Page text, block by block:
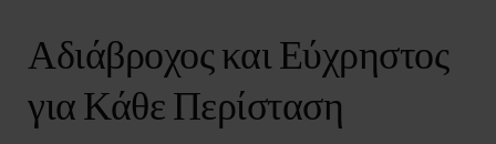
Αδιάβροχος και Εύχρηστος
για Κάθε Περίσταση